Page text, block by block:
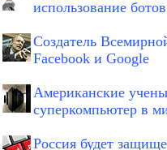
использование
Создатель
Facebook и Google
Американские
суперкомпьютер в
Россия будет